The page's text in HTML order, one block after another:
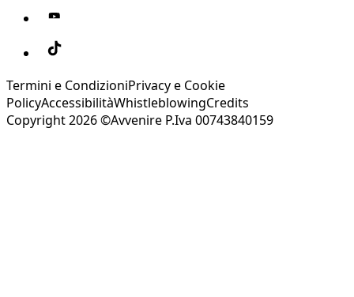
Termini e CondizioniPrivacy e Cookie
PolicyAccessibilitàWhistleblowingCredits
Copyright 2026 ©Avvenire P.Iva 00743840159